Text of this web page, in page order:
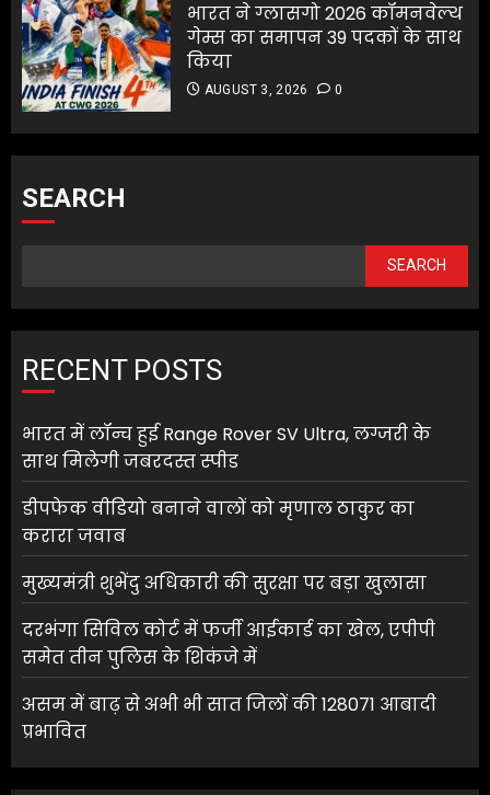
भारत ने ग्लासगो 2026 कॉमनवेल्थ
गेम्स का समापन 39 पदकों के साथ
किया
AUGUST 3, 2026 0
SEARCH
SEARCH
RECENT POSTS
भारत में लॉन्च हुई Range Rover SV Ultra, लग्जरी के
साथ मिलेगी जबरदस्त स्पीड
डीपफेक वीडियो बनाने वालों को मृणाल ठाकुर का
करारा जवाब
मुख्यमंत्री शुभेंदु अधिकारी की सुरक्षा पर बड़ा खुलासा
दरभंगा सिविल कोर्ट में फर्जी आईकार्ड का खेल, एपीपी
समेत तीन पुलिस के शिकंजे में
असम में बाढ़ से अभी भी सात जिलों की 128071 आबादी
प्रभावित